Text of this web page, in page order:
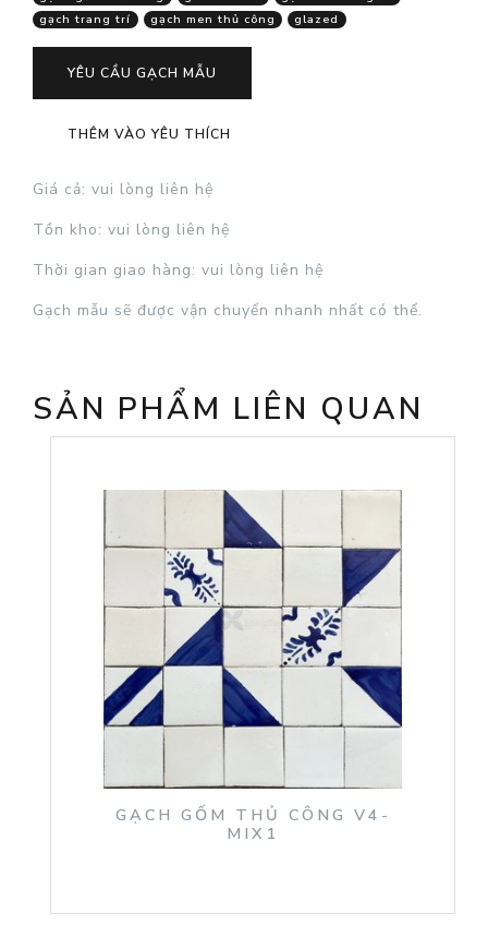
gạch trang trí
gạch men thủ công glazed
YÊU CẦU GẠCH MẪU
THÊM VÀO YÊU THÍCH
Giá cả: vui lòng liên hệ
Tồn kho: vui lòng liên hệ
Thời gian giao hàng: vui lòng liên hệ
Gạch mẫu sẽ được vận chuyển nhanh nhất có thể.
SẢN PHẨM LIÊN QUAN
GẠCH GỐM THỦ CÔNG V4-
MIX1